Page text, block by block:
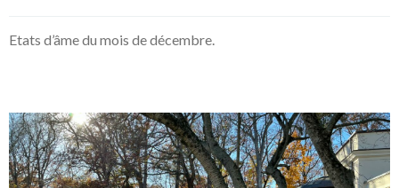
Etats d’âme du mois de décembre.